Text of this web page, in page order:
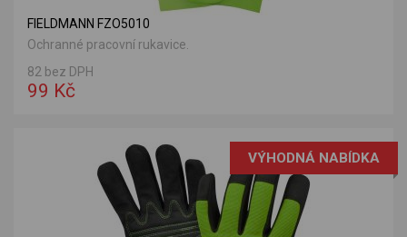
FIELDMANN FZO5010
Ochranné pracovní rukavice.
82 bez DPH
99 Kč
VÝHODNÁ NABÍDKA